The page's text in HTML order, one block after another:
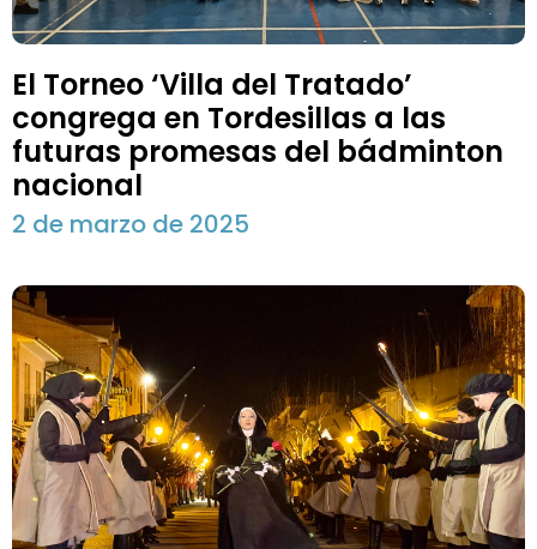
El Torneo ‘Villa del Tratado’
congrega en Tordesillas a las
futuras promesas del bádminton
nacional
2 de marzo de 2025